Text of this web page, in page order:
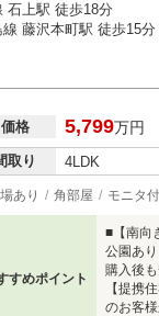
石上駅 徒歩18分
藤沢本町駅 徒歩15分
価格 5,799万円
取り 4LDK
あり 角部屋 モニタ
すめポイント
■【南向
公園あ
購入後
【提携
のお客